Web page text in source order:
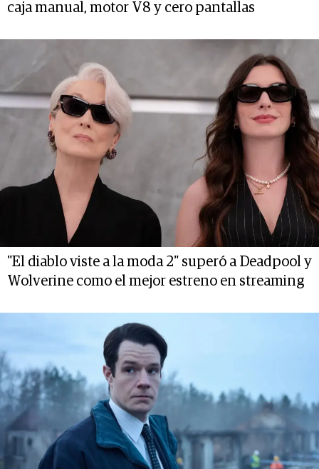
caja manual, motor V8 y cero pantallas
"El diablo viste a la moda 2" superó a Deadpool y
Wolverine como el mejor estreno en streaming